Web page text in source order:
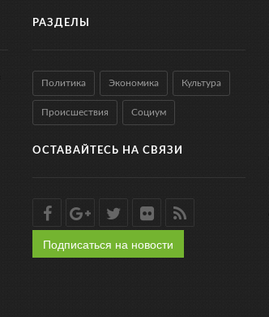
РАЗДЕЛЫ
Политика Экономика Культура
Происшествия Социум
ОСТАВАЙТЕСЬ НА СВЯЗИ
Подписаться на новости